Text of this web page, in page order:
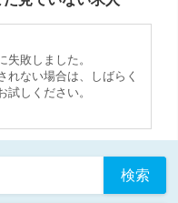
失敗しました。
れない場合は、しばらく
試しください。
検索